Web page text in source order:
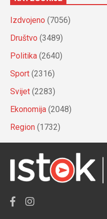
Izdvojeno (7056)
Društvo (3489)
Politika (2640)
Sport (2316)
Svijet (2283)
Ekonomija (2048)
Region (1732)